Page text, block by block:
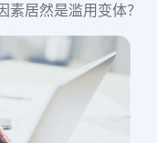
居然是滥用变体？